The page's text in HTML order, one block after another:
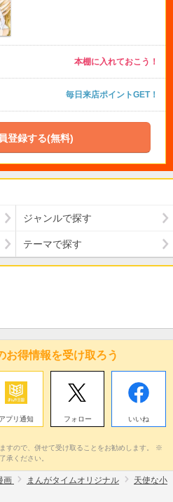
本棚に入れておこう！
毎日来店ポイントGET！
登録する(無料)
ジャンルで探す
テーマで探す
お得情報を受け取ろう
アプリ通知 フォロー いいね
すので、併せて受け取ることをお勧めします。 ※
承ください。
画 まんがタイムオリジナル
天使な小